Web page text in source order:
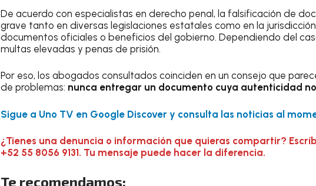
De acuerdo con especialistas en derecho penal, la falsificación de
grave tanto en diversas legislaciones estatales como en la
documentos oficiales o beneficios del gobierno. Dependiendo del
multas elevadas y penas de prisión.
Por eso, los abogados consultados coinciden en un consejo que
de problemas: nunca entregar un documento cuya autenticidad
Sigue a Uno TV en Google Discover y consulta las noticias al
¿Tienes una denuncia o información que quieras compartir?
+52 55 8056 9131. Tu mensaje puede hacer la diferencia.
Te recomendamos: